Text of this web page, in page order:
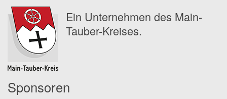
Ein Unternehmen des Main-
Tauber-Kreises.
Sponsoren